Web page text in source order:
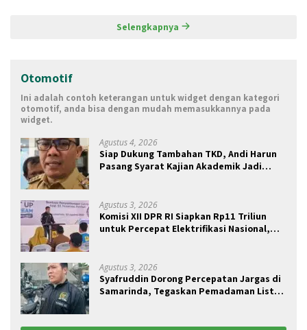
Selengkapnya
Otomotif
Ini adalah contoh keterangan untuk widget dengan kategori
otomotif, anda bisa dengan mudah memasukkannya pada
widget.
Agustus 4, 2026
Siap Dukung Tambahan TKD, Andi Harun
Pasang Syarat Kajian Akademik Jadi
Agustus 3, 2026
Komisi XII DPR RI Siapkan Rp11 Triliun
untuk Percepat Elektrifikasi Nasional,
Agustus 3, 2026
Syafruddin Dorong Percepatan Jargas di
Samarinda, Tegaskan Pemadaman Listrik